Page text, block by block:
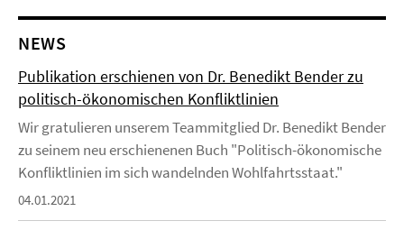
NEWS
Publikation erschienen von Dr. Benedikt Bender zu
politisch-ökonomischen Konfliktlinien
Wir gratulieren unserem Teammitglied Dr. Benedikt Bender
zu seinem neu erschienenen Buch "Politisch-ökonomische
Konfliktlinien im sich wandelnden Wohlfahrtsstaat."
04.01.2021